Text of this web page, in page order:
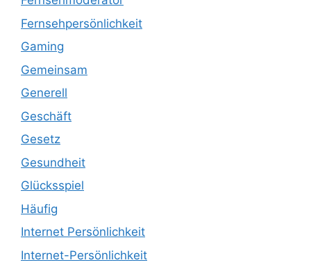
Fernsehpersönlichkeit
Gaming
Gemeinsam
Generell
Geschäft
Gesetz
Gesundheit
Glücksspiel
Häufig
Internet Persönlichkeit
Internet-Persönlichkeit